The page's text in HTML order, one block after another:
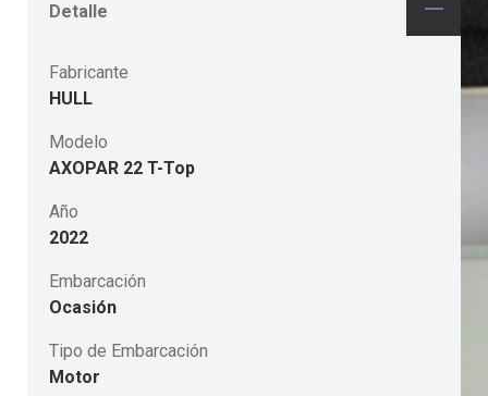
Detalle
Fabricante
HULL
Modelo
AXOPAR 22 T-Top
Año
2022
Embarcación
Ocasión
Tipo de Embarcación
Motor